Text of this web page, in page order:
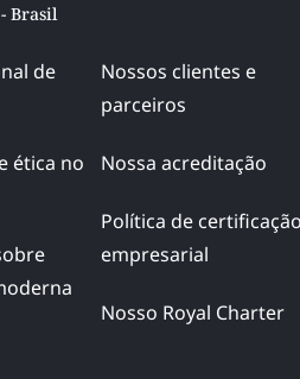
Brasil
de
ética no
Nossos clientes e
parceiros
Nossa acreditação
Política de certificação
empresarial
Nosso Royal Charter